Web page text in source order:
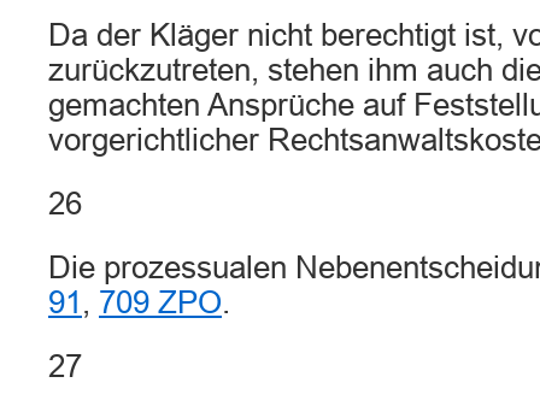
Da der Kläger nicht berechtigt ist,
zurückzutreten, stehen ihm auch
gemachten Ansprüche auf
vorgerichtlicher
26
Die prozessualen
91 , 709 ZPO.
27